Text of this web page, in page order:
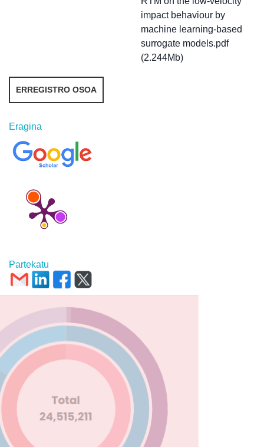
impact behaviour by
machine learning-based
surrogate models.pdf
(2.244Mb)
ERREGISTRO OSOA
Eragina
Partekatu